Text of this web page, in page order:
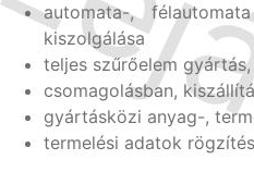
automata-,
kiszolgálása
teljes szűrőelem
csomagolásban,
gyártásközi anyag-,
termelési adatok